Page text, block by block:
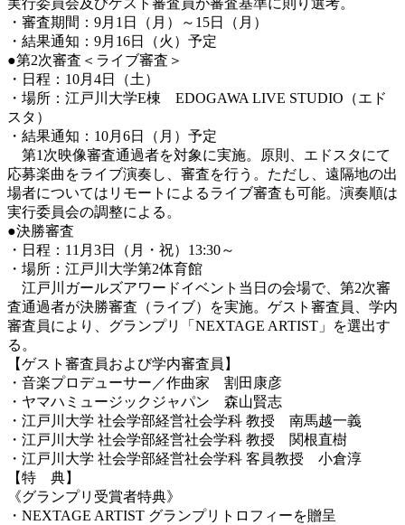
・審査期間：9月1日（月）～15日（月）
・結果通知：9月16日（火）予定
●第2次審査＜ライブ審査＞
・日程：10月4日（土）
・場所：江戸川大学E棟 EDOGAWA LIVE STUDIO（エド
スタ）
・結果通知：10月6日（月）予定
第1次映像審査通過者を対象に実施。原則、エドスタにて
応募楽曲をライブ演奏し、審査を行う。ただし、遠隔地の出
場者についてはリモートによるライブ審査も可能。演奏順は
実行委員会の調整による。
●決勝審査
・日程：11月3日（月・祝）13:30～
・場所：江戸川大学第2体育館
江戸川ガールズアワードイベント当日の会場で、第2次審
査通過者が決勝審査（ライブ）を実施。ゲスト審査員、学内
審査員により、グランプリ「NEXTAGE ARTIST」を選出す
る。
【ゲスト審査員および学内審査員】
・音楽プロデューサー／作曲家 割田康彦
・ヤマハミュージックジャパン 森山賢志
・江戸川大学 社会学部経営社会学科 教授 南馬越一義
・江戸川大学 社会学部経営社会学科 教授 関根直樹
・江戸川大学 社会学部経営社会学科 客員教授 小倉淳
【特 典】
《グランプリ受賞者特典》
・NEXTAGE ARTIST グランプリトロフィーを贈呈